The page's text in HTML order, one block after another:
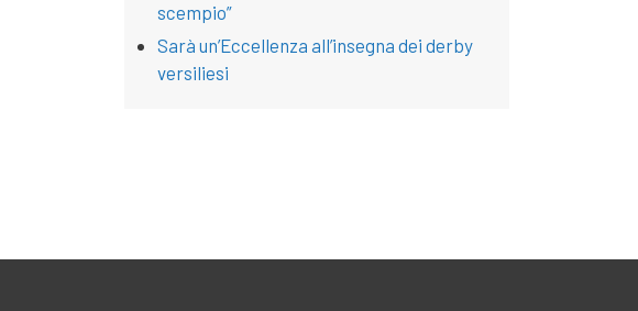
scempio”
Sarà un’Eccellenza all’insegna dei derby
versiliesi